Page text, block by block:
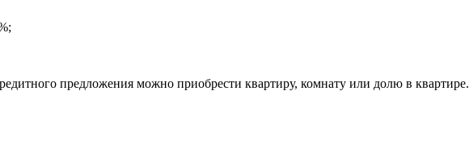
предложения можно приобрести квартиру, комнату или долю в квартире.